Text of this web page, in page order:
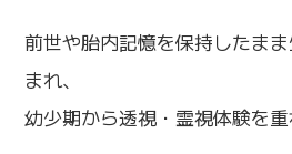
前世や胎内記憶を保持したまま
まれ、
幼少期から透視・霊視体験を重